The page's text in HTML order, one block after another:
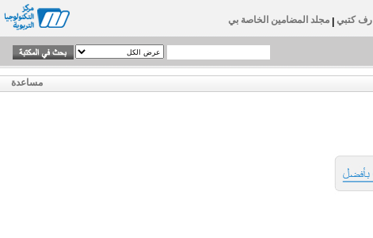
رف كتبي مجلد المضامين الخاصة بي
مساعدة